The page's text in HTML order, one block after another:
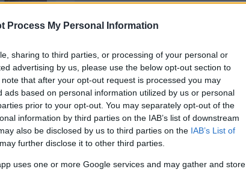
Process My Personal Information
sharing to third parties, or processing of your personal or
advertising by us, please use the below opt-out section to
that after your opt-out request is processed you may
ads based on personal information utilized by us or personal
prior to your opt-out. You may separately opt-out of the
information by third parties on the IAB’s list of downstream
also be disclosed by us to third parties on the IAB’s List of
further disclose it to other third parties.
uses one or more Google services and may gather and store
KATASTROFSJUKHUSE
HÄR ÄR NÅGRA
SÅ SKA AKUTEN PÅ SÖS